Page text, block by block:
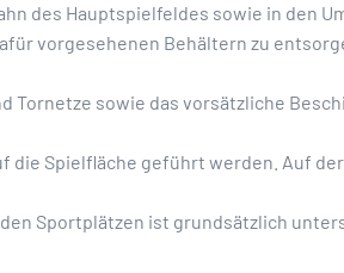
des Hauptspielfeldes sowie in den
vorgesehenen Behältern zu
Tornetze sowie das vorsätzliche
die Spielfläche geführt werden. Auf
Sportplätzen ist grundsätzlich